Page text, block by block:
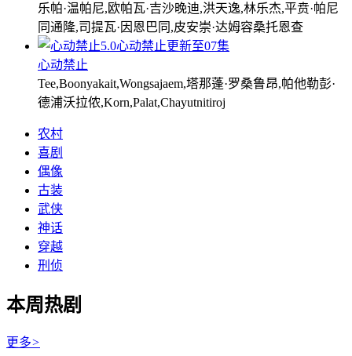
乐帕·温帕尼,欧帕瓦·吉沙晚迪,洪天逸,林乐杰,平贲·帕尼
同通隆,司提瓦·因恩巴同,皮安崇·达姆容桑托恩查
5.0心动禁止更新至07集
心动禁止
Tee,Boonyakait,Wongsajaem,塔那蓬·罗桑鲁昂,帕他勒彭·
德浦沃拉侬,Korn,Palat,Chayutnitiroj
农村
喜剧
偶像
古装
武侠
神话
穿越
刑侦
本周热剧
更多>